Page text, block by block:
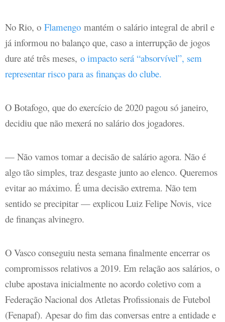
No Rio, o Flamengo mantém o salário integral de abril e
já informou no balanço que, caso a interrupção de jogos
dure até três meses, o impacto será “absorvível”, sem
representar risco para as finanças do clube.
O Botafogo, que do exercício de 2020 pagou só janeiro,
decidiu que não mexerá no salário dos jogadores.
— Não vamos tomar a decisão de salário agora. Não é
algo tão simples, traz desgaste junto ao elenco. Queremos
evitar ao máximo. É uma decisão extrema. Não tem
sentido se precipitar — explicou Luiz Felipe Novis, vice
de finanças alvinegro.
O Vasco conseguiu nesta semana finalmente encerrar os
compromissos relativos a 2019. Em relação aos salários, o
clube apostava inicialmente no acordo coletivo com a
Federação Nacional dos Atletas Profissionais de Futebol
(Fenapaf). Apesar do fim das conversas entre a entidade e